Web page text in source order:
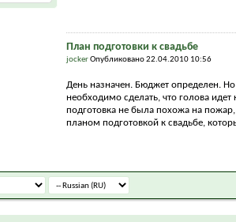
План подготовки к свадьбе
jockerОпубликовано 22.04.2010 10:56
День назначен. Бюджет определен. Но
необходимо сделать, что голова
подготовка не была похожа на пожар,
планом подготовкой к свадьбе,